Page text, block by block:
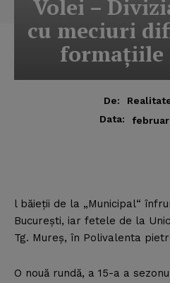
Volei –
cu meciuri
formaţiile
De:
Data:
l băieţii de la „Municipal“
Bucureşti, iar fetele de la
Tg. Mureş, în Polivalenta
O nouă rundă, a 15-a a